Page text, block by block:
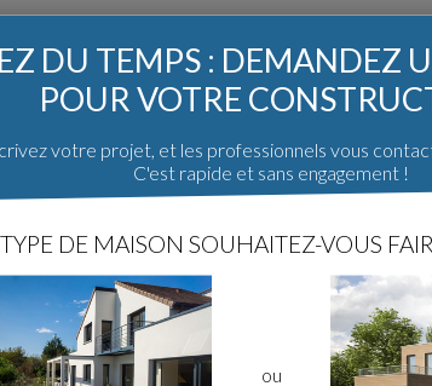
Les constructions avec
Transformation et agrandisseme...
Ijul68
DU TEMPS : DEMANDEZ
POUR VOTRE
votre projet, et les professionnels vous
C'est rapide et sans engagement !
DE MAISON SOUHAITEZ-VOUS
ou